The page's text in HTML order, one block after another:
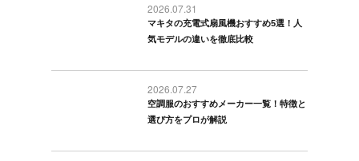
2026.07.31
マキタの充電式扇風機おすすめ5選！人
気モデルの違いを徹底比較
2026.07.27
空調服のおすすめメーカー一覧！特徴と
選び方をプロが解説